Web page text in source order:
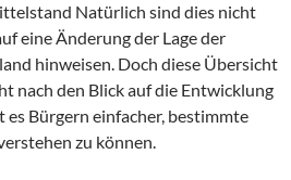
Natürlich sind dies nicht
eine Änderung der Lage der
hinweisen. Doch diese Übersicht
nach den Blick auf die Entwicklung
Bürgern einfacher, bestimmte
zu können.